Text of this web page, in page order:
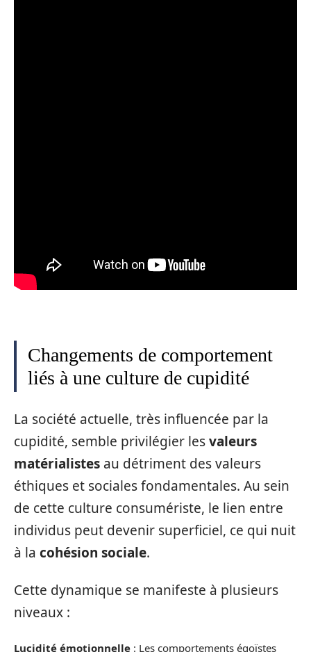
Changements de comportement
liés à une culture de cupidité
La société actuelle, très influencée par la
cupidité, semble privilégier lesvaleurs
matérialistes au détriment des valeurs
éthiques et sociales fondamentales. Au sein
de cette culture consumériste, le lien entre
individus peut devenir superficiel, ce qui nuit
à la cohésion sociale.
Cette dynamique se manifeste à plusieurs
niveaux :
Lucidité émotionnelle : Les comportements égoïstes